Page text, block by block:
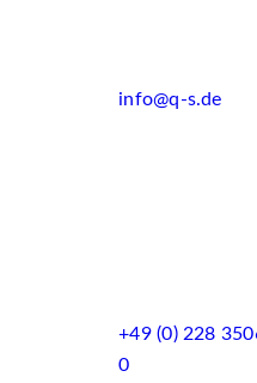
info@q-s.de
+49 (0) 228
0